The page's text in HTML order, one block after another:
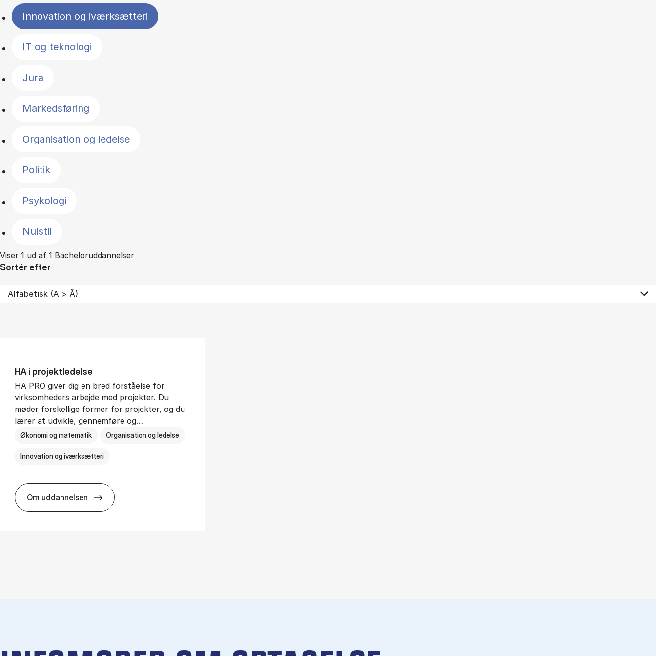
Innovation og iværksætteri
IT og teknologi
Jura
Markedsføring
Organisation og ledelse
Politik
Psykologi
Nulstil
Viser 1 ud af 1 Bacheloruddannelser
Sortér efter
HA i pro­jekt­le­del­se
HA PRO giver dig en bred forståelse for
virksomheders arbejde med projekter. Du
møder forskellige former for projekter, og du
lærer at udvikle, gennemføre og…
Økonomi og matematik Organisation og ledelse
Innovation og iværksætteri
Om uddannelsen
HA i pro­jekt­le­del­se